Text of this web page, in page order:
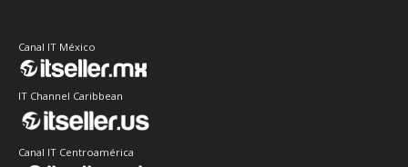
Canal IT México
IT Channel Caribbean
Canal IT Centroamérica